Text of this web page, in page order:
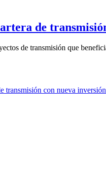
de
de transmisión que